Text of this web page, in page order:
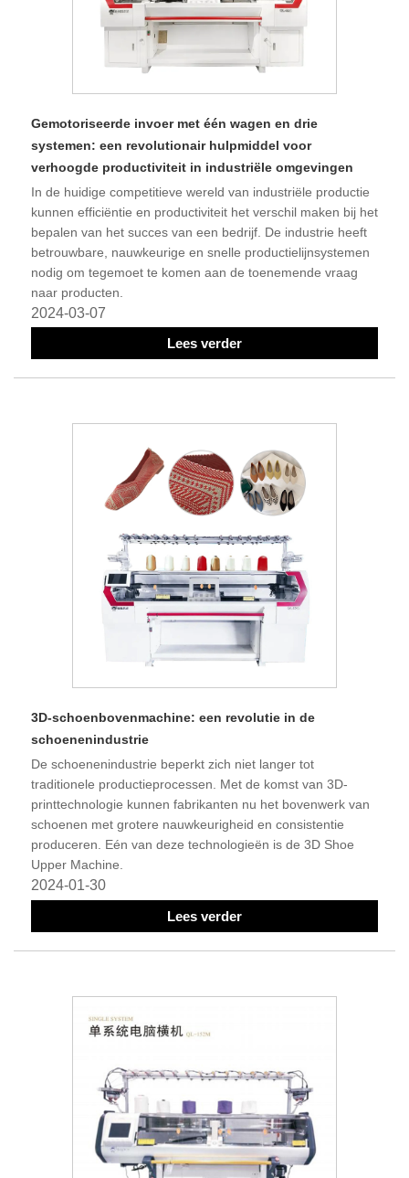
Gemotoriseerde invoer met één wagen en drie
systemen: een revolutionair hulpmiddel voor
verhoogde productiviteit in industriële omgevingen
In de huidige competitieve wereld van industriële productie
kunnen efficiëntie en productiviteit het verschil maken bij het
bepalen van het succes van een bedrijf. De industrie heeft
betrouwbare, nauwkeurige en snelle productielijnsystemen
nodig om tegemoet te komen aan de toenemende vraag
naar producten.
2024-03-07
Lees verder
3D-schoenbovenmachine: een revolutie in de
schoenenindustrie
De schoenenindustrie beperkt zich niet langer tot
traditionele productieprocessen. Met de komst van 3D-
printtechnologie kunnen fabrikanten nu het bovenwerk van
schoenen met grotere nauwkeurigheid en consistentie
produceren. Eén van deze technologieën is de 3D Shoe
Upper Machine.
2024-01-30
Lees verder